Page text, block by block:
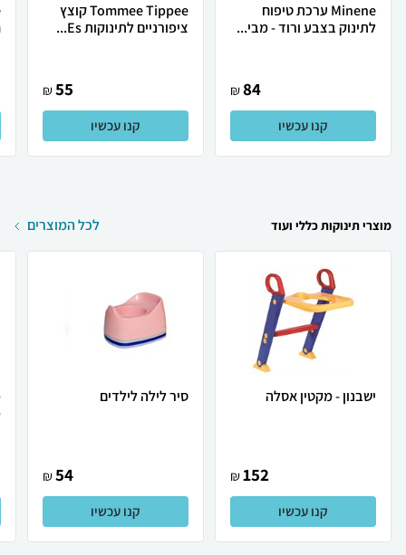
Minene ערכת טיפוח
לתינוק בצבע ורוד - מבי...
84
₪
קנו עכשיו
Tommee Tippee קוצץ
ציפורניים לתינוקות Es...
55
₪
קנו עכשיו
מוצרי תינוקות כללי ועוד לכל המוצרים
ישבנון - מקטין אסלה
152
₪
קנו עכשיו
סיר לילה לילדים
54
₪
קנו עכשיו